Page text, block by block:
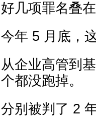
好几项罪名叠
今年 5 月底，
从企业高管到
个都没跑掉。
分别被判了 2